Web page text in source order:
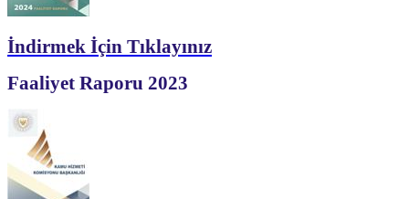
İndirmek İçin Tıklayınız
Faaliyet Raporu 2023